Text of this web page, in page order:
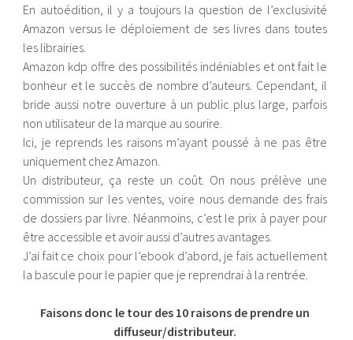
En autoédition, il y a toujours la question de l’exclusivité
Amazon versus le déploiement de ses livres dans toutes
les librairies.
Amazon kdp offre des possibilités indéniables et ont fait le
bonheur et le succès de nombre d’auteurs. Cependant, il
bride aussi notre ouverture à un public plus large, parfois
non utilisateur de la marque au sourire.
Ici, je reprends les raisons m’ayant poussé à ne pas être
uniquement chez Amazon.
Un distributeur, ça reste un coût. On nous prélève une
commission sur les ventes, voire nous demande des frais
de dossiers par livre. Néanmoins, c’est le prix à payer pour
être accessible et avoir aussi d’autres avantages.
J’ai fait ce choix pour l’ebook d’abord, je fais actuellement
la bascule pour le papier que je reprendrai à la rentrée.
Faisons donc le tour des 10 raisons de prendre un
diffuseur/distributeur.